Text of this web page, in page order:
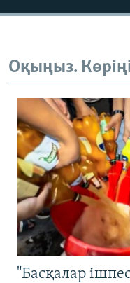
Оқыңыз.
"Басқалар